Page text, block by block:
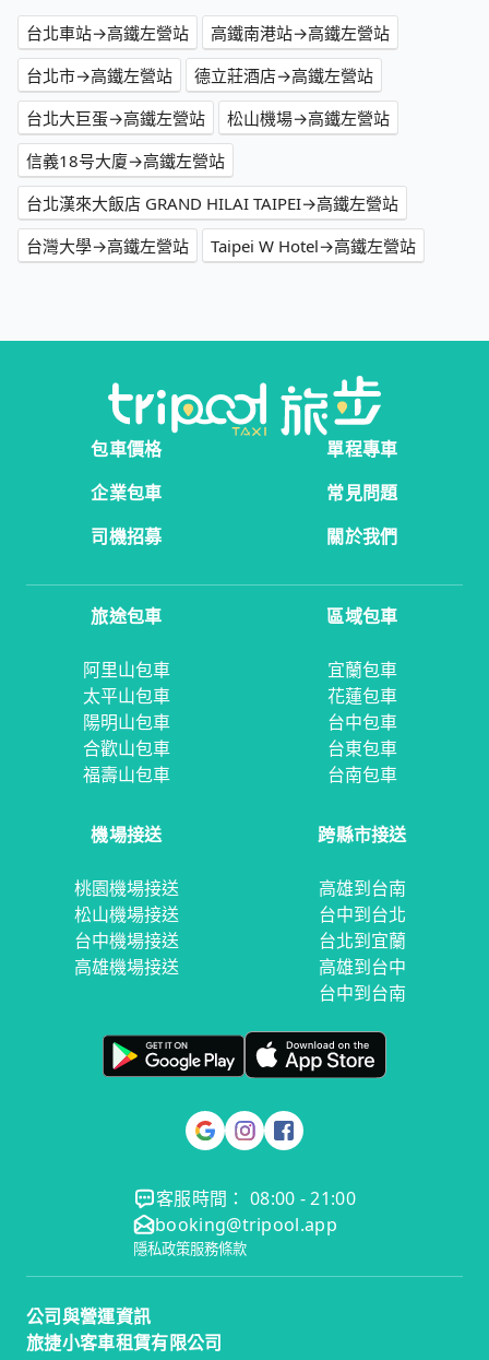
台北車站→高鐵左營站
高鐵南港站→高鐵左營站
台北市→高鐵左營站
德立莊酒店→高鐵左營站
台北大巨蛋→高鐵左營站
松山機場→高鐵左營站
信義18号大廈→高鐵左營站
台北漢來大飯店 GRAND HILAI TAIPEI→高鐵左營站
台灣大學→高鐵左營站
Taipei W Hotel→高鐵左營站
包車價格
單程專車
企業包車
常見問題
司機招募
關於我們
旅途包車
阿里山包車
太平山包車
陽明山包車
合歡山包車
福壽山包車
區域包車
宜蘭包車
花蓮包車
台中包車
台東包車
台南包車
機場接送
桃園機場接送
松山機場接送
台中機場接送
高雄機場接送
跨縣市接送
高雄到台南
台中到台北
台北到宜蘭
高雄到台中
台中到台南
客服時間： 08:00 - 21:00
booking@tripool.app
隱私政策服務條款
公司與營運資訊
旅捷小客車租賃有限公司